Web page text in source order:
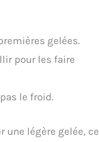
gelées.
pour les faire
le froid.
une légère gelée, ce